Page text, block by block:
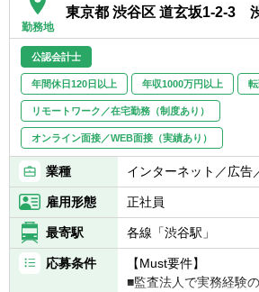
勤務地
東京都 渋谷区 道玄坂1-2-3
公認会計士
年間休日120日以上 年収1000万円以上
リモートワーク／在宅勤務（制度あり）
オンライン面接／WEB面接（実績あり）
業種 インターネット／広告
雇用形態 正社員
最寄駅 各線「渋谷駅」
応募条件
【Must要件】
■監査法人で実務経験